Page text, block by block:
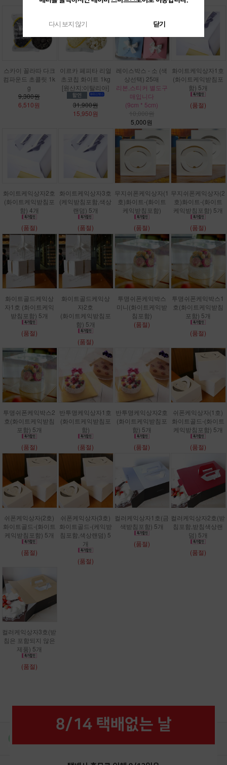
스카이 꼴라따 다크
컴파운드 초콜릿 1k
g
9,300원
6,510원
이르카 페피타 리얼
초코칩 화이트 1kg
[원산지:이탈리아]
31,900원
15,950원
레이스박스 - 소 (색
상선택) 25매
리본,스티커 별도구
매입니다
(9cm * 5cm)
5,000원
화이트케익상자1호
(화이트케익받침포
함) 5개
(품절)
화이트케익상자2호
(화이트케익받침포
함) 4개
(품절)
화이트케익상자3호
(케익받침포함,색상
랜덤) 5개
(품절)
무지쉬폰케익상자(1
호)화이트-(화이트
케익받침포함)
(품절)
무지쉬폰케익상자(2
호)화이트-(화이트
케익받침포함) 5개
(품절)
화이트골드케익상
자1호 (화이트케익
받침포함) 5개
(품절)
화이트골드케익상
자2호
(화이트케익받침포
함) 5개
(품절)
투명쉬폰케익박스
미니(화이트케익받
침포함)
(품절)
투명쉬폰케익박스1
호(화이트케익받침
포함) 5개
(품절)
투명쉬폰케익박스2
호(화이트케익받침
포함) 5개
(품절)
반투명케익상자1호
(화이트케익받침포
함)
(품절)
반투명케익상자2호
(화이트케익받침포
함) 5개
(품절)
쉬폰케익상자(1호)
화이트골드-(화이트
케익받침포함) 5개
(품절)
쉬폰케익상자(2호)
화이트골드-(화이트
케익받침포함) 5개
(품절)
쉬폰케익상자(3호)
화이트골드-(케익받
침포함,색상랜덤) 5
개
(품절)
컬러케익상자1호(금
색받침포함) 5개
(품절)
컬러케익상자2호(받
침포함,받침색상랜
덤) 5개
(품절)
컬러케익상자3호(받
침은 포함되지 않은
제품) 5개
(품절)
후기쓰고 적립금 받으세요!
공지사항/자주묻는질문
주문전 참고하세요!
다시 보지 않기 닫기